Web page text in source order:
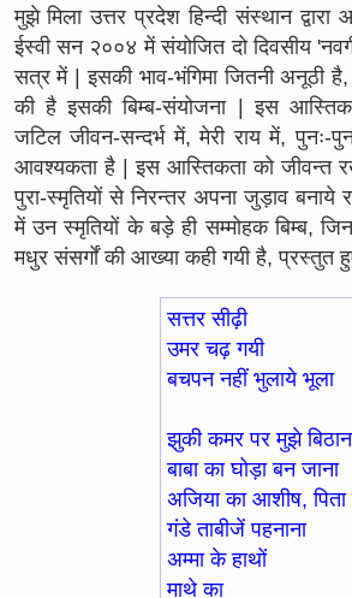
मुझे मिला उत्तर प्रदेश हिन्दी संस्थान
ईस्वी सन २००४ में संयोजित दो दिवसीय
सत्र में | इसकी भाव-भंगिमा जितनी अनूठी
की है इसकी बिम्ब-संयोजना | इस
जटिल जीवन-सन्दर्भ में, मेरी राय में, पुनः-
आवश्यकता है | इस आस्तिकता को जीवन्त
पुरा-स्मृतियों से निरन्तर अपना जुड़ाव बनाये
में उन स्मृतियों के बड़े ही सम्मोहक बिम्ब,
मधुर संसर्गों की आख्या कही गयी है, प्रस्तुत
सत्तर सीढ़ी
उमर चढ़ गयी
बचपन नहीं भुलाये भूला
झुकी कमर पर मुझे
बाबा का घोड़ा बन जाना
अजिया का आशीष, पिता
गंडे ताबीजें पहनाना
अम्मा के हाथों
माथे का